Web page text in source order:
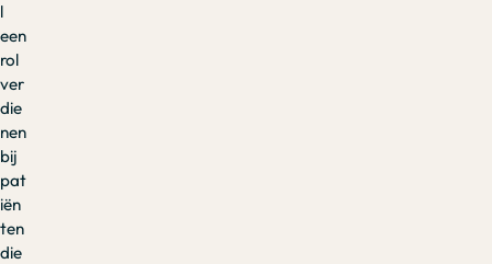
l
een
rol
ver
die
nen
bij
pat
iën
ten
die